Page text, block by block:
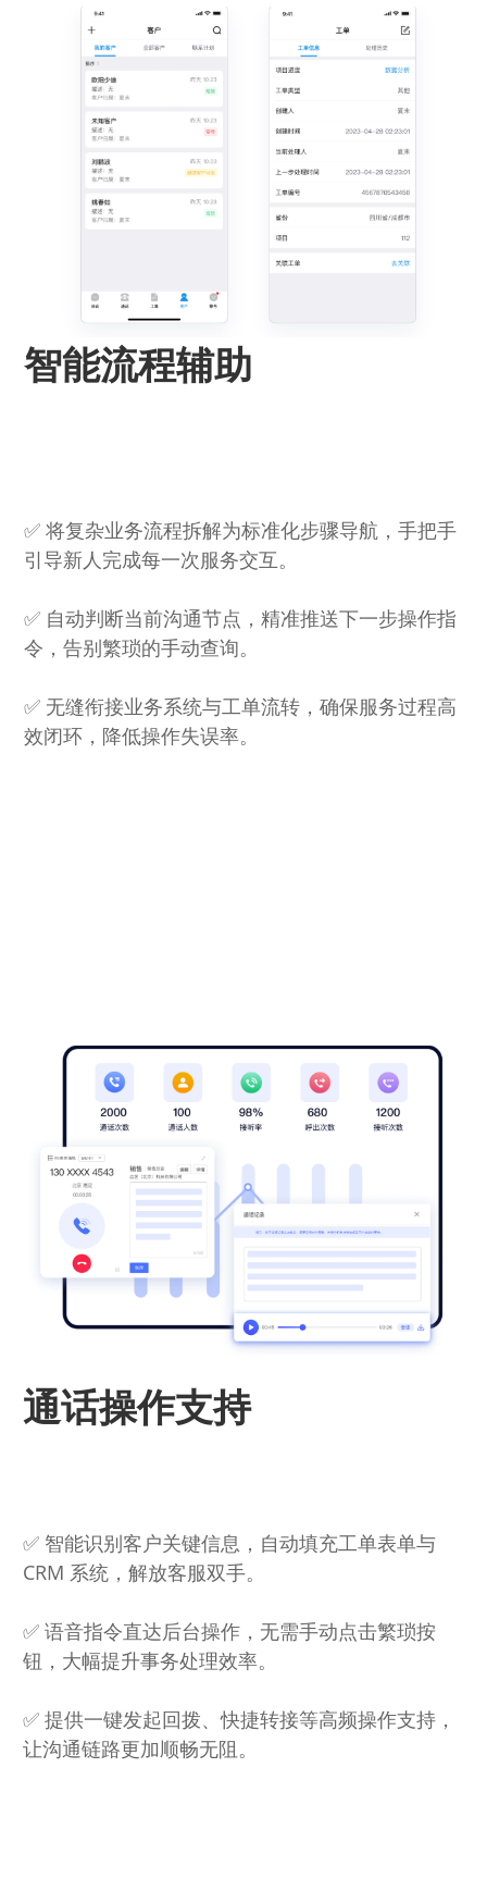
智能流程辅助
✅ 将复杂业务流程拆解为标准化步骤导航，手把手
引导新人完成每一次服务交互。
✅ 自动判断当前沟通节点，精准推送下一步操作指
令，告别繁琐的手动查询。
✅ 无缝衔接业务系统与工单流转，确保服务过程高
效闭环，降低操作失误率。
通话操作支持
✅ 智能识别客户关键信息，自动填充工单表单与
CRM 系统，解放客服双手。
✅ 语音指令直达后台操作，无需手动点击繁琐按
钮，大幅提升事务处理效率。
✅ 提供一键发起回拨、快捷转接等高频操作支持，
让沟通链路更加顺畅无阻。